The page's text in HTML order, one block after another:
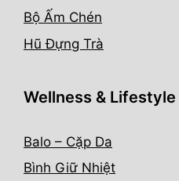
Bộ Ấm Chén
Hũ Đựng Trà
Wellness &
Balo – Cặp Da
Bình Giữ Nhiệt